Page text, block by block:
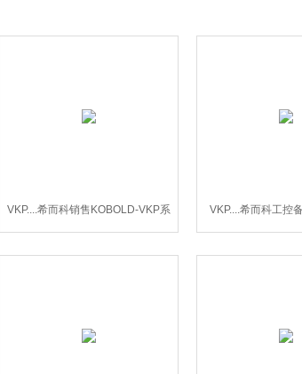
VKP....希而科销售KOBOLD-VKP系
列流量计 工控备件
VKP....希而科工控
VKP系列